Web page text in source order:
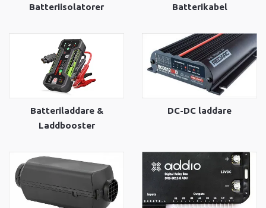
Batteriisolatorer Batterikabel
Batteriladdare &
Laddbooster
DC-DC laddare